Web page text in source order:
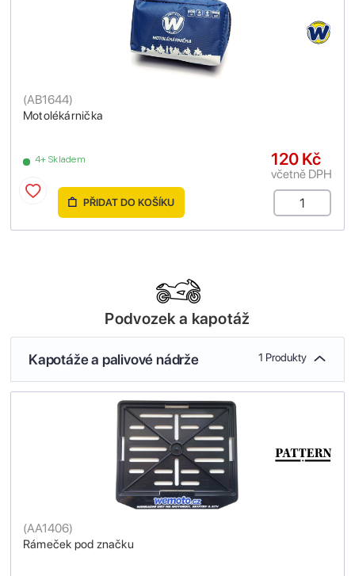
Motolékárnička
(AB1644)
4+ Skladem 120 Kč
včetně DPH
PŘIDAT DO KOŠÍKU
Podvozek a kapotáž
Kapotáže a palivové nádrže 1 Produkty
Rámeček pod značku
(AA1406)